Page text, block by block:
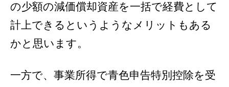
の少額の減価償却資産を一括で経費として
計上できるというようなメリットもある
かと思います。
一方で、事業所得で青色申告特別控除を受